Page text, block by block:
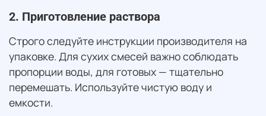
2. Приготовление раствора
Строго следуйте инструкции производителя на
упаковке. Для сухих смесей важно соблюдать
пропорции воды, для готовых — тщательно
перемешать. Используйте чистую воду и
емкости.